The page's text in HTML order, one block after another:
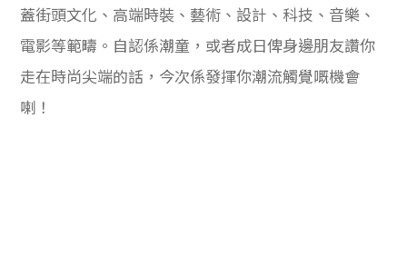
機
網上
de
校園
蓋街頭文化、高端時裝、藝術、設計、科技、音樂、
電影等範疇。自認係潮童，或者成日俾身邊朋友讚你
走在時尚尖端的話，今次係發揮你潮流觸覺嘅機會
喇！